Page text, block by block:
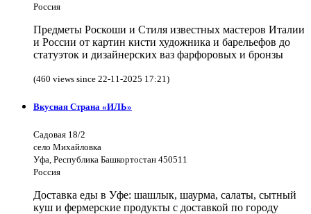
Россия
Предметы Роскоши и Стиля известных мастеров Италии
и России от картин кисти художника и барельефов до
статуэток и дизайнерских ваз фарфоровых и бронзы
(460 views since 22-11-2025 17:21)
Вкусная Страна «ИЛЬ»
Садовая 18/2
село Михайловка
Уфа, Республика Башкортостан 450511
Россия
Доставка еды в Уфе: шашлык, шаурма, салаты, сытный
куш и фермерские продукты с доставкой по городу